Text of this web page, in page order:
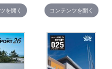
を開く コンテンツを開く